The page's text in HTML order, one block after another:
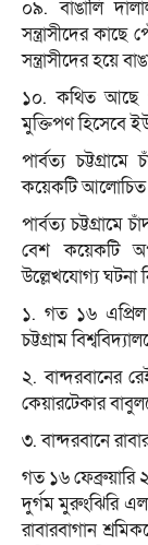
০৯. বাঙালি
সন্ত্রাসীদের
সন্ত্রাসীদের হয়ে
১০. কথিত আছে
মুক্তিপণ হিসেবে
পার্বত্য
কয়েকটি আলোচিত
পার্বত্য চট্টগ্রামে
বেশ কয়েকটি
উল্লেখযোগ্য ঘটনা
১. গত ১৬
চট্টগ্রাম
২. বান্দরবানের
কেয়ারটেকার
৩. বান্দরবানে
গত ১৬ ফেব্রুয়ারি
দুর্গম মুরুংঝিরি
রাবারবাগান